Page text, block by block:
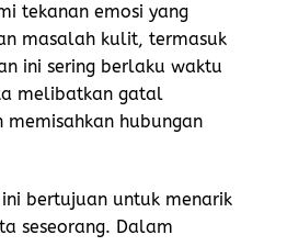
tekanan emosi yang
masalah kulit, termasuk
ini sering berlaku waktu
melibatkan gatal
hubungan
ini bertujuan untuk menarik
seseorang. Dalam